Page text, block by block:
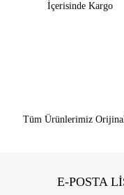
İçerisinde Kargo
Tüm Ürünlerimiz
E-POSTA